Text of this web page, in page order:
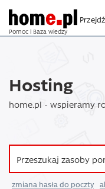
Pomoc i Baza wiedzy
Hosting
home.pl - wspieramy
zmiana hasła do poczty